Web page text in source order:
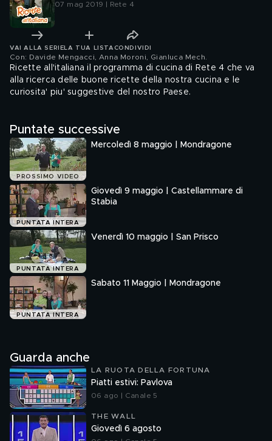
07 mag 2019 | Rete 4
VAI ALLA SERIE LA TUA LISTA CONDIVIDI
Con: Davide Mengacci, Anna Moroni, Gianluca Mech
Ricette all'italiana il programma di cucina di Rete 4 che va
alla ricerca delle buone ricette della nostra cucina e le
curiosita' piu' suggestive del nostro Paese.
Puntate successive
PROSSIMO VIDEO
Mercoledì 8 maggio | Mondragone
PUNTATA INTERA
Giovedì 9 maggio | Castellammare di
Stabia
PUNTATA INTERA
Venerdì 10 maggio | San Prisco
PUNTATA INTERA
Sabato 11 Maggio | Mondragone
Guarda anche
LA RUOTA DELLA FORTUNA
Piatti estivi: Pavlova
06 ago | Canale 5
THE WALL
Giovedì 6 agosto